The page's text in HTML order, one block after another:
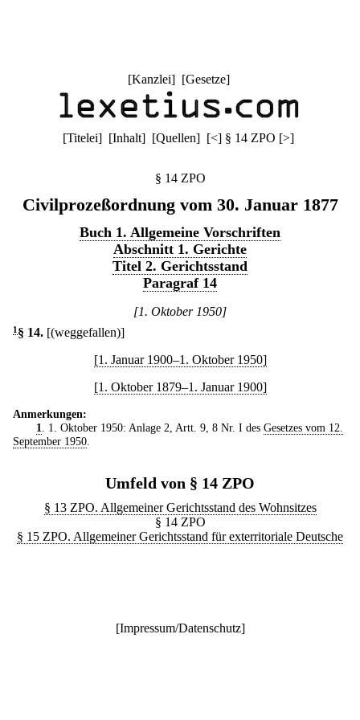
[Kanzlei] [Gesetze]
[Titelei] [Inhalt] [Quellen] [<] § 14 ZPO [>]
§ 14 ZPO
Civilprozeßordnung vom 30. Januar 1877
Buch 1. Allgemeine Vorschriften
Abschnitt 1. Gerichte
Titel 2. Gerichtsstand
Paragraf 14
[1. Oktober 1950]
1 § 14. [(weggefallen)]
[1. Januar 1900–1. Oktober 1950]
[1. Oktober 1879–1. Januar 1900]
Anmerkungen:
1
. 1. Oktober 1950: Anlage 2, Artt. 9, 8 Nr. I des Gesetzes vom 12.
September 1950
Umfeld von § 14 ZPO
§ 13 ZPO. Allgemeiner Gerichtsstand des Wohnsitzes
§ 14 ZPO
§ 15 ZPO. Allgemeiner Gerichtsstand für exterritoriale Deutsche
[Impressum/Datenschutz]